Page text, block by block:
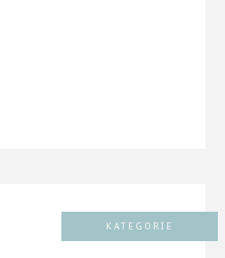
KATEGORIE